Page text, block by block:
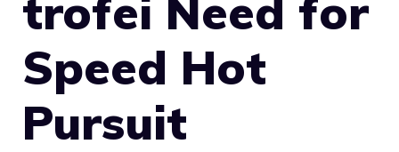
trofei Need for
Speed Hot
Pursuit